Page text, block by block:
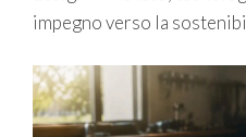
impegno verso la